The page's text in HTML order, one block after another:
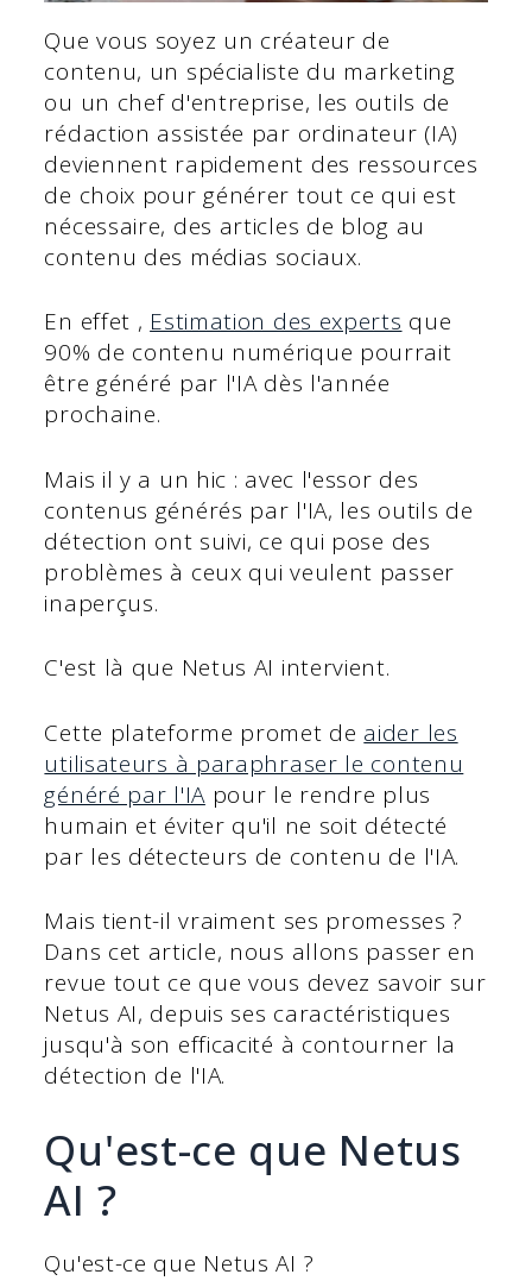
Que vous soyez un créateur de
contenu, un spécialiste du marketing
ou un chef d'entreprise, les outils de
rédaction assistée par ordinateur (IA)
deviennent rapidement des ressources
de choix pour générer tout ce qui est
nécessaire, des articles de blog au
contenu des médias sociaux.
En effet , Estimation des experts que
90% de contenu numérique pourrait
être généré par l'IA dès l'année
prochaine.
Mais il y a un hic : avec l'essor des
contenus générés par l'IA, les outils de
détection ont suivi, ce qui pose des
problèmes à ceux qui veulent passer
inaperçus.
C'est là que Netus AI intervient.
Cette plateforme promet de aider les
utilisateurs à paraphraser le contenu
généré par l'IApour le rendre plus
humain et éviter qu'il ne soit détecté
par les détecteurs de contenu de l'IA.
Mais tient-il vraiment ses promesses ?
Dans cet article, nous allons passer en
revue tout ce que vous devez savoir sur
Netus AI, depuis ses caractéristiques
jusqu'à son efficacité à contourner la
détection de l'IA.
Qu'est-ce que Netus
AI ?
Qu'est-ce que Netus AI ?